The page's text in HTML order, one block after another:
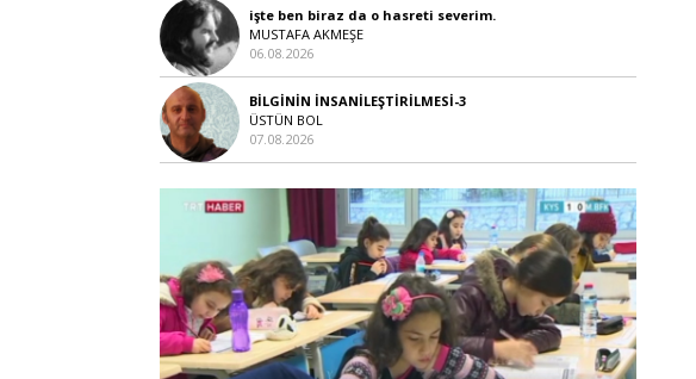
işte ben biraz da o hasreti severim.
MUSTAFA AKMEŞE
06.08.2026
BİLGİNİN İNSANİLEŞTİRİLMESİ-3
ÜSTÜN BOL
07.08.2026